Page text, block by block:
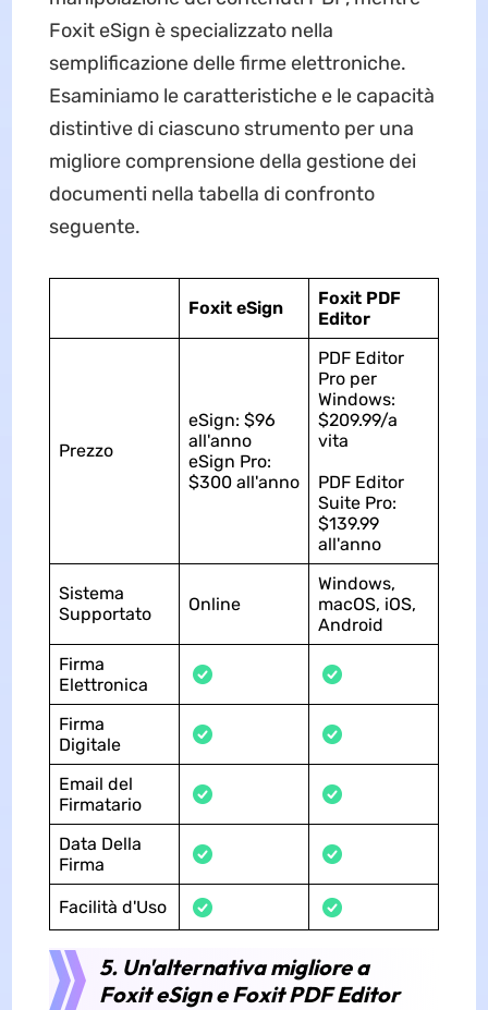
Foxit eSign è specializzato nella
semplificazione delle firme elettroniche.
Esaminiamo le caratteristiche e le capacità
distintive di ciascuno strumento per una
migliore comprensione della gestione dei
documenti nella tabella di confronto
seguente.
Foxit eSign
Foxit PDF
Editor
Prezzo
eSign: $96
all'anno
eSign Pro:
$300 all'anno
PDF Editor
Pro per
Windows:
$209.99/a
vita
PDF Editor
Suite Pro:
$139.99
all'anno
Sistema
Supportato
Online
Windows,
macOS, iOS,
Android
Firma
Elettronica
Firma
Digitale
Email del
Firmatario
Data Della
Firma
Facilità d'Uso
5. Un'alternativa migliore a
Foxit eSign e Foxit PDF Editor